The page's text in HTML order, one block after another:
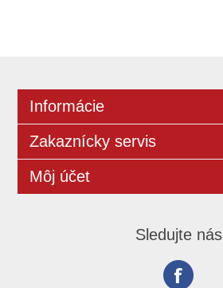
Informácie
Zakaznícky servis
Môj účet
Sledujte nás